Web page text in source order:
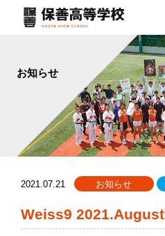
お知らせ
2021.07.21 お知らせ
Weiss9 2021.August